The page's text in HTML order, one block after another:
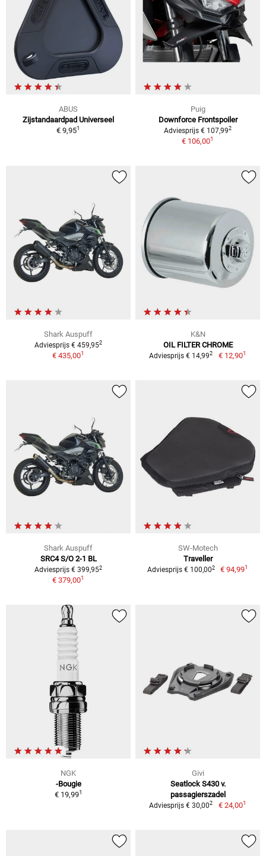
ABUS
Zijstandaardpad Universeel
€ 9,951
Puig
Downforce Frontspoiler
Adviesprijs € 107,992
€ 106,001
Shark Auspuff
Adviesprijs € 459,952
€ 435,001
K&N
OIL FILTER CHROME
Adviesprijs € 14,992 € 12,901
Shark Auspuff
SRC4 S/O 2-1 BL
Adviesprijs € 399,952
€ 379,001
SW-Motech
Traveller
Adviesprijs € 100,002 € 94,991
NGK
-Bougie
€ 19,991
Givi
Seatlock S430 v.
passagierszadel
Adviesprijs € 30,002 € 24,001